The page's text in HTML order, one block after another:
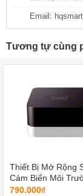
Email:
Tương tự cùng
Thiết Bị Mở Rộng
Cảm Biến Môi
SmartZ SRE
790.000₫